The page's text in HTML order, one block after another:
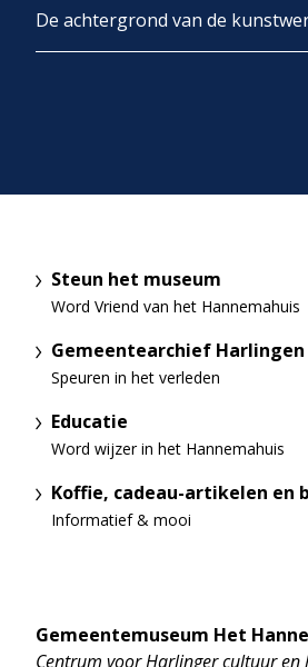
De achtergrond van de
Steun het museum
Word Vriend van het Hannemahuis
Gemeentearchief Harlingen
Speuren in het verleden
Educatie
Word wijzer in het Hannemahuis
Koffie, cadeau-artikelen en
Informatief & mooi
Gemeentemuseum Het
Centrum voor Harlinger cultuur en